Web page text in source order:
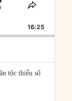
FORWARD
SHARE
16:25
tộc thiểu số